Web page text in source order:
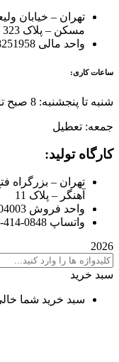
تهران – خیابان
مسکن – پلاک 323 – طبقه اول – واحد B2
واحد مالی 88251958-021
ساعات کاری:
شنبه تا پنجشنبه: 8 صبح تا 5 بعد از ظهر
جمعه: تعطیل
کارگاه تولید:
آهنگر – پلاک 11
واحد فروش 66804003-021
واتساپ 0848-414-0938
2026
سبد خرید
سبد خرید شما